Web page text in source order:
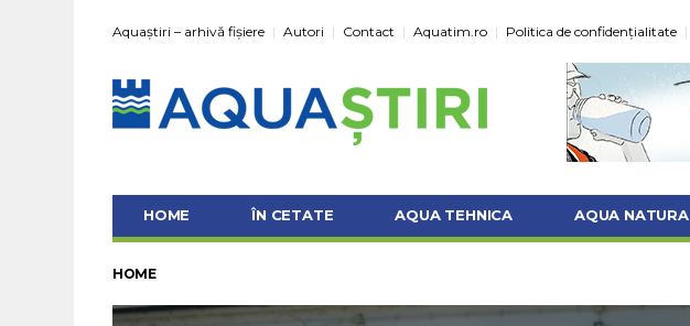
Aquaștiri – arhivă fișiere Autori Contact Aquatim.ro Politica de confidențialitate
HOME ÎN CETATE AQUA TEHNICA AQUA NATURA
HOME